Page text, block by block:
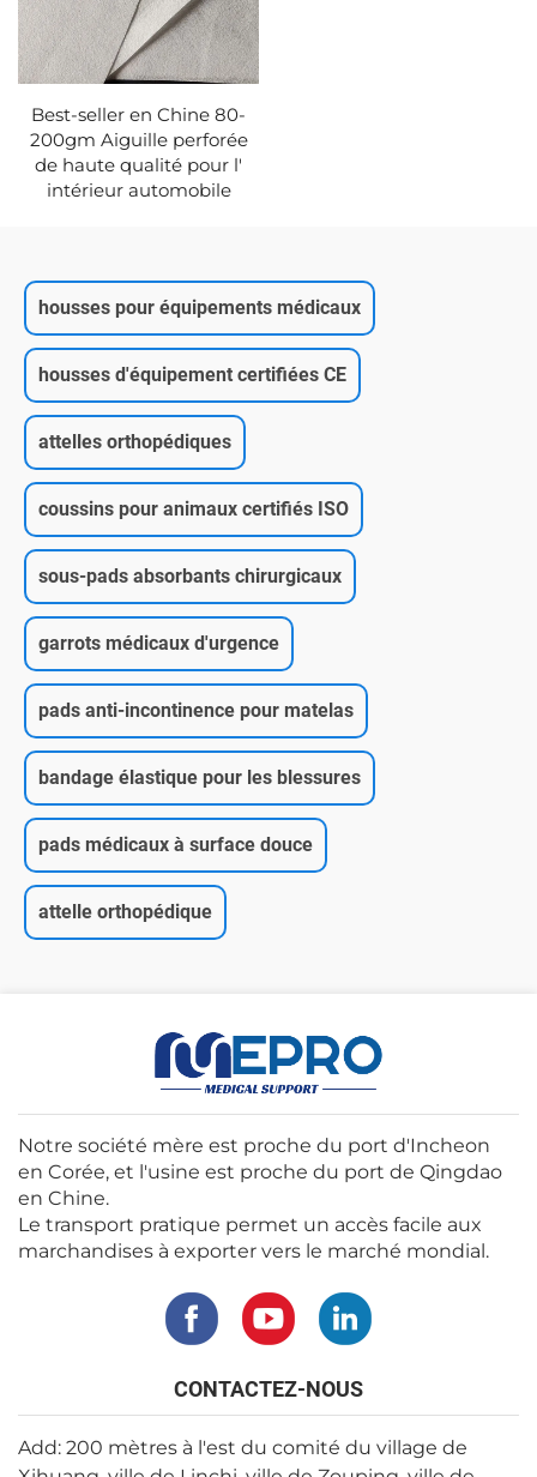
Best-seller en Chine 80-
200gm Aiguille perforée
de haute qualité pour l'
intérieur automobile
housses pour équipements médicaux
housses d'équipement certifiées CE
attelles orthopédiques
coussins pour animaux certifiés ISO
sous-pads absorbants chirurgicaux
garrots médicaux d'urgence
pads anti-incontinence pour matelas
bandage élastique pour les blessures
pads médicaux à surface douce
attelle orthopédique
Notre société mère est proche du port d'Incheon
en Corée, et l'usine est proche du port de Qingdao
en Chine.
Le transport pratique permet un accès facile aux
marchandises à exporter vers le marché mondial.
CONTACTEZ-NOUS
Add: 200 mètres à l'est du comité du village de